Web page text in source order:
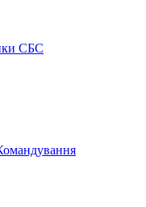
СБС